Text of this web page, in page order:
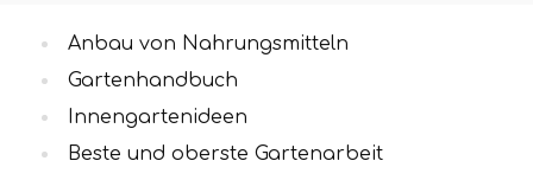
Anbau von Nahrungsmitteln
Gartenhandbuch
Innengartenideen
Beste und oberste Gartenarbeit